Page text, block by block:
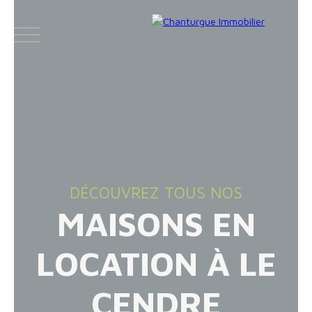
Espace
Espace
Face
boo
k
DÉCOUVREZ TOUS NOS
MAISONS EN
LOCATION À LE
CENDRE